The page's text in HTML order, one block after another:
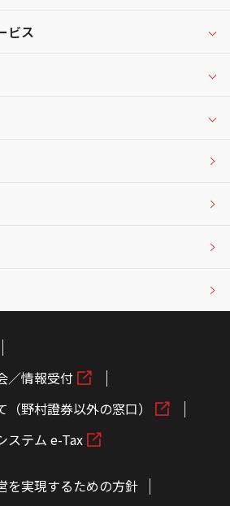
ビス
／情報受付
野村證券以外の窓口）
ステム e-Tax
を実現するための方針